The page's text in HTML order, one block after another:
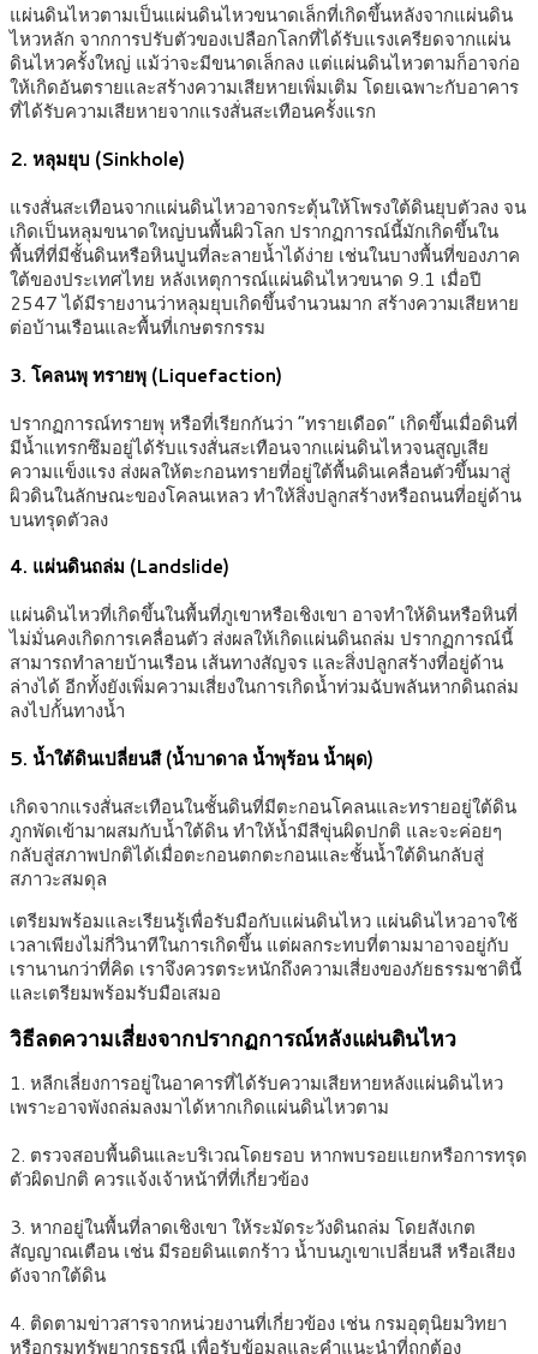
แผ่นดินไหวตามเป็นแผ่นดินไหวขนาดเล็กที่เกิดขึ้นหลังจากแผ่นดิน
ไหวหลัก จากการปรับตัวของเปลือกโลกที่ได้รับแรงเครียดจากแผ่น
ดินไหวครั้งใหญ่ แม้ว่าจะมีขนาดเล็กลง แต่แผ่นดินไหวตามก็อาจก่อ
ให้เกิดอันตรายและสร้างความเสียหายเพิ่มเติม โดยเฉพาะกับอาคาร
ที่ได้รับความเสียหายจากแรงสั่นสะเทือนครั้งแรก
2. หลุมยุบ (Sinkhole)
แรงสั่นสะเทือนจากแผ่นดินไหวอาจกระตุ้นให้โพรงใต้ดินยุบตัวลง จน
เกิดเป็นหลุมขนาดใหญ่บนพื้นผิวโลก ปรากฏการณ์นี้มักเกิดขึ้นใน
พื้นที่ที่มีชั้นดินหรือหินปูนที่ละลายน้ำได้ง่าย เช่นในบางพื้นที่ของภาค
ใต้ของประเทศไทย หลังเหตุการณ์แผ่นดินไหวขนาด 9.1 เมื่อปี
2547 ได้มีรายงานว่าหลุมยุบเกิดขึ้นจำนวนมาก สร้างความเสียหาย
ต่อบ้านเรือนและพื้นที่เกษตรกรรม
3. โคลนพุ ทรายพุ (Liquefaction)
ปรากฏการณ์ทรายพุ หรือที่เรียกกันว่า “ทรายเดือด” เกิดขึ้นเมื่อดินที่
มีน้ำแทรกซึมอยู่ได้รับแรงสั่นสะเทือนจากแผ่นดินไหวจนสูญเสีย
ความแข็งแรง ส่งผลให้ตะกอนทรายที่อยู่ใต้พื้นดินเคลื่อนตัวขึ้นมาสู่
ผิวดินในลักษณะของโคลนเหลว ทำให้สิ่งปลูกสร้างหรือถนนที่อยู่ด้าน
บนทรุดตัวลง
4. แผ่นดินถล่ม (Landslide)
แผ่นดินไหวที่เกิดขึ้นในพื้นที่ภูเขาหรือเชิงเขา อาจทำให้ดินหรือหินที่
ไม่มั่นคงเกิดการเคลื่อนตัว ส่งผลให้เกิดแผ่นดินถล่ม ปรากฏการณ์นี้
สามารถทำลายบ้านเรือน เส้นทางสัญจร และสิ่งปลูกสร้างที่อยู่ด้าน
ล่างได้ อีกทั้งยังเพิ่มความเสี่ยงในการเกิดน้ำท่วมฉับพลันหากดินถล่ม
ลงไปกั้นทางน้ำ
5. น้ำใต้ดินเปลี่ยนสี (น้ำบาดาล น้ำพุร้อน น้ำผุด)
เกิดจากแรงสั่นสะเทือนในชั้นดินที่มีตะกอนโคลนและทรายอยู่ใต้ดิน
ภูกพัดเข้ามาผสมกับน้ำใต้ดิน ทำให้น้ำมีสีขุ่นผิดปกติ และจะค่อยๆ
กลับสู่สภาพปกติได้เมื่อตะกอนตกตะกอนและชั้นน้ำใต้ดินกลับสู่
สภาวะสมดุล
เตรียมพร้อมและเรียนรู้เพื่อรับมือกับแผ่นดินไหว แผ่นดินไหวอาจใช้
เวลาเพียงไม่กี่วินาทีในการเกิดขึ้น แต่ผลกระทบที่ตามมาอาจอยู่กับ
เรานานกว่าที่คิด เราจึงควรตระหนักถึงความเสี่ยงของภัยธรรมชาตินี้
และเตรียมพร้อมรับมือเสมอ
วิธีลดความเสี่ยงจากปรากฏการณ์หลังแผ่นดินไหว
1. หลีกเลี่ยงการอยู่ในอาคารที่ได้รับความเสียหายหลังแผ่นดินไหว
เพราะอาจพังถล่มลงมาได้หากเกิดแผ่นดินไหวตาม
2. ตรวจสอบพื้นดินและบริเวณโดยรอบ หากพบรอยแยกหรือการทรุด
ตัวผิดปกติ ควรแจ้งเจ้าหน้าที่ที่เกี่ยวข้อง
3. หากอยู่ในพื้นที่ลาดเชิงเขา ให้ระมัดระวังดินถล่ม โดยสังเกต
สัญญาณเตือน เช่น มีรอยดินแตกร้าว น้ำบนภูเขาเปลี่ยนสี หรือเสียง
ดังจากใต้ดิน
4. ติดตามข่าวสารจากหน่วยงานที่เกี่ยวข้อง เช่น กรมอุตุนิยมวิทยา
หรือกรมทรัพยากรธรณี เพื่อรับข้อมูลและคำแนะนำที่ถูกต้อง